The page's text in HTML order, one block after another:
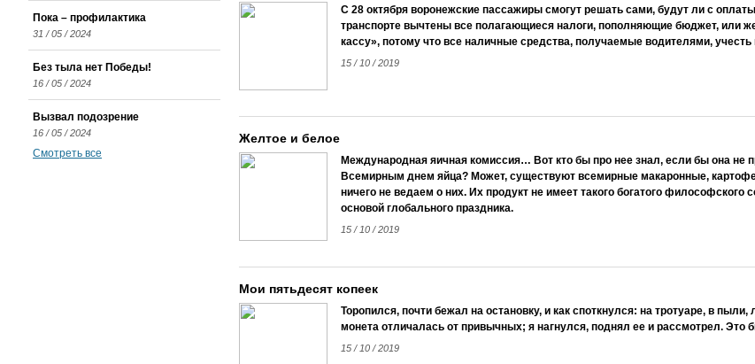
С 28 октября воронежские пассажиры смогут решать сами, будут ли с
транспорте вычтены все полагающиеся налоги, пополняющие бюджет, или
кассу», потому что все наличные средства, получаемые водителями,
15 / 10 / 2019
Желтое и белое
Международная яичная комиссия… Вот кто бы про нее знал, если бы она не
Всемирным днем яйца? Может, существуют всемирные макаронные,
ничего не ведаем о них. Их продукт не имеет такого богатого философского
основой глобального праздника.
15 / 10 / 2019
Мои пятьдесят копеек
Торопился, почти бежал на остановку, и как спот­­­­­к­нулся: на тротуаре, в
монета отличалась от привычных; я нагнулся, поднял ее и рассмотрел. Это
15 / 10 / 2019
Пока – профилактика
31 / 05 / 2024
Без тыла нет Победы!
16 / 05 / 2024
Вызвал подозрение
16 / 05 / 2024
Смотреть все